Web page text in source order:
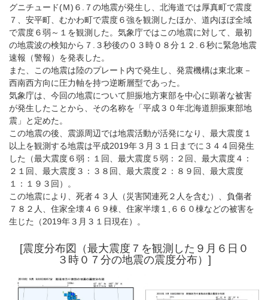
グニチュード(Ｍ)６.７の地震が発生し、北海道では厚真町で震度
７、安平町、むかわ町で震度６強を観測したほか、道内ほぼ全域
で震度６弱～１を観測した。気象庁ではこの地震に対して、最初
の地震波の検知から７.３秒後の０３時０８分１２.６秒に緊急地震
速報（警報）を発表した。
また、この地震は陸のプレート内で発生し、発震機構は東北東－
西南西方向に圧力軸を持つ逆断層型であった。
気象庁は、今回の地震について胆振地方東部を中心に顕著な被害
が発生したことから、その名称を「平成３０年北海道胆振東部地
震」と定めた。
この地震の後、震源周辺では地震活動が活発になり、最大震度１
以上を観測する地震は平成2019年３月３１日までに３４４回発生
した（最大震度６弱：１回、最大震度５弱：２回、最大震度４：
２１回、最大震度３：３８回、最大震度２：８９回、最大震度
１：１９３回）。
この地震により、死者４３人（災害関連死２人を含む）、負傷者
７８２人、住家全壊４６９棟、住家半壊１,６６０棟などの被害を
生じた（2019年３月３１日現在）。
[震度分布図（最大震度７を観測した９月６日０
３時０７分の地震の震度分布）]